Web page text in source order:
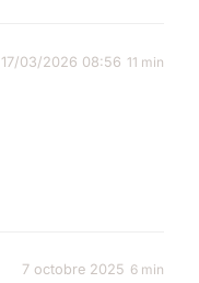
17/03/2026 08:56 11 min
7 octobre 2025 6 min